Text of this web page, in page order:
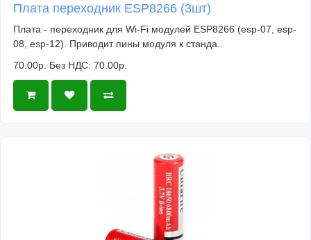
Плата переходник ESP8266 (3шт)
Плата - переходник для Wi-Fi модулей ESP8266 (esp-07, esp-
08, esp-12). Приводит пины модуля к станда..
70.00р. Без НДС: 70.00р.